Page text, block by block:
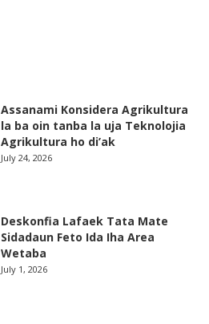
Assanami Konsidera Agrikultura
la ba oin tanba la uja Teknolojia
Agrikultura ho di’ak
July 24, 2026
Deskonfia Lafaek Tata Mate
Sidadaun Feto Ida Iha Area
Wetaba
July 1, 2026